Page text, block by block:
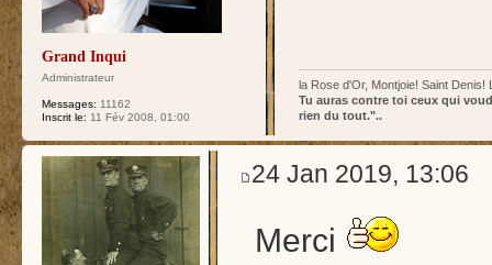
Grand Inqui
Administrateur
Messages: 11162
Inscrit le: 11 Fév 2008, 01:00
la Rose d'Or, Montjoie! Saint
Tu auras contre toi ceux qui
rien du tout."..
24 Jan 2019, 13:06
Merci